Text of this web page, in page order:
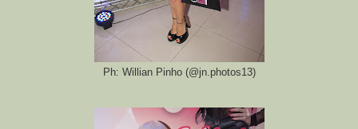
Ph: Willian Pinho (@jn.photos13)